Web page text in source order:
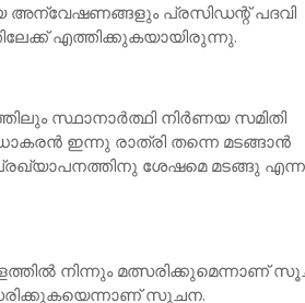
അന്വേഷണങ്ങളും പ്രസിഡന്റ് പദവി
എത്തിക്കുകയായിരുന്നു.
സ്ഥാനാര്‍ത്ഥി നിര്‍ണയ സമിതി
ഇന്നു രാത്രി തന്നെ മടങ്ങാന്‍
പ്രഖ്യാപനത്തിനു ശേഷമെ മടങ്ങു
നിന്നും മത്സരിക്കുമെന്നാണ്
സൂചന.